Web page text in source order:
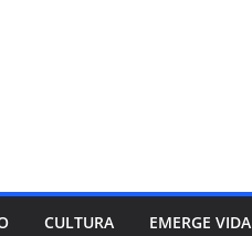
CULTURA EMERGE VIDA